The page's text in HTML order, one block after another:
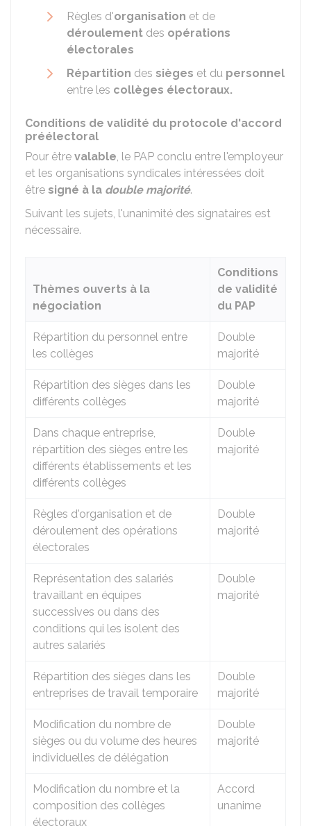
Règles d'organisation et de
déroulement des opérations
électorales
Répartition des sièges et du personnel
entre les collèges électoraux.
Conditions de validité du protocole d'accord
préélectoral
Pour être valable, le PAP conclu entre l'employeur
et les organisations syndicales intéressées doit
être signé à la double majorité.
Suivant les sujets, l'unanimité des signataires est
nécessaire.
Thèmes ouverts à la
négociation
Conditions
de validité
du PAP
Répartition du personnel entre
les collèges
Double
majorité
Répartition des sièges dans les
différents collèges
Double
majorité
Dans chaque entreprise,
répartition des sièges entre les
différents établissements et les
différents collèges
Double
majorité
Règles d'organisation et de
déroulement des opérations
électorales
Double
majorité
Représentation des salariés
travaillant en équipes
successives ou dans des
conditions qui les isolent des
autres salariés
Double
majorité
Répartition des sièges dans les
entreprises de travail temporaire
Double
majorité
Modification du nombre de
sièges ou du volume des heures
individuelles de délégation
Double
majorité
Modification du nombre et la
composition des collèges
électoraux
Accord
unanime